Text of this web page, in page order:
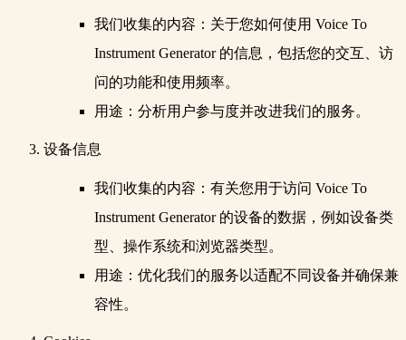
我们收集的内容 ：关于您如何使用 Voice To
Instrument Generator 的信息，包括您的交互、访
问的功能和使用频率。
用途 ：分析用户参与度并改进我们的服务。
设备信息
我们收集的内容 ：有关您用于访问 Voice To
Instrument Generator 的设备的数据，例如设备类
型、操作系统和浏览器类型。
用途 ：优化我们的服务以适配不同设备并确保兼
容性。